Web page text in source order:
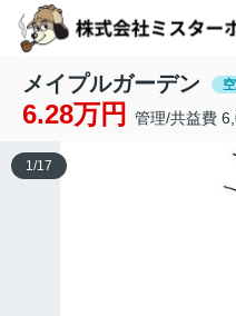
メイプルガーデン
6.28万円 管理/共益費
1/17